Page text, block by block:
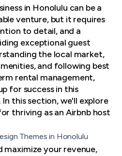
in Honolulu can be a
venture, but it requires
to detail, and a
exceptional guest
the local market,
and following best
rental management,
for success in this
this section, we'll explore
thriving as an Airbnb host
Themes in Honolulu
your revenue,